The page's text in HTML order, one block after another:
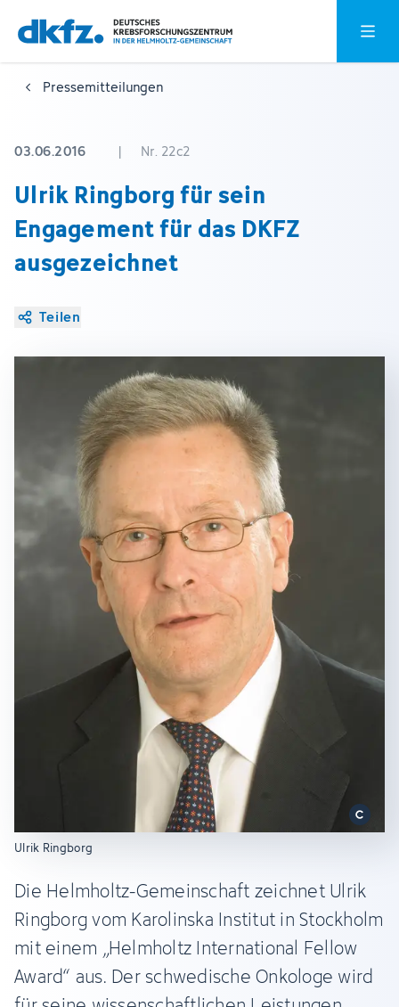
Zum
Hauptinhalt
springen
Zur
Fußzeile
springen
Pressemitteilungen
03.06.2016 | Nr. 22c2
Ulrik Ringborg für sein
Engagement für das DKFZ
ausgezeichnet
Teilen
Ulrik Ringborg
Die Helmholtz-Gemeinschaft zeichnet Ulrik
Ringborg vom Karolinska Institut in Stockholm
mit einem „Helmholtz International Fellow
Award“ aus. Der schwedische Onkologe wird